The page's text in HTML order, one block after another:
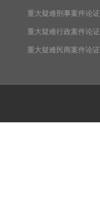
重大疑难刑事案件论证
重大疑难行政案件论证
重大疑难民商案件论证